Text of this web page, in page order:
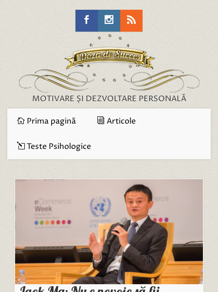
MOTIVARE ȘI DEZVOLTARE PERSONALĂ
Prima pagină Articole
Teste Psihologice